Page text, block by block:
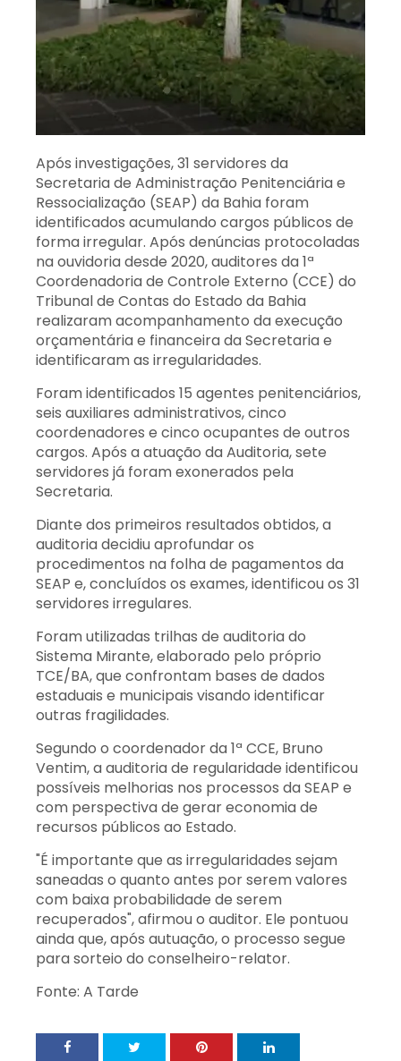
Após investigações, 31 servidores da
Secretaria de Administração Penitenciária e
Ressocialização (SEAP) da Bahia foram
identificados acumulando cargos públicos de
forma irregular. Após denúncias protocoladas
na ouvidoria desde 2020, auditores da 1ª
Coordenadoria de Controle Externo (CCE) do
Tribunal de Contas do Estado da Bahia
realizaram acompanhamento da execução
orçamentária e financeira da Secretaria e
identificaram as irregularidades.
Foram identificados 15 agentes penitenciários,
seis auxiliares administrativos, cinco
coordenadores e cinco ocupantes de outros
cargos. Após a atuação da Auditoria, sete
servidores já foram exonerados pela
Secretaria.
Diante dos primeiros resultados obtidos, a
auditoria decidiu aprofundar os
procedimentos na folha de pagamentos da
SEAP e, concluídos os exames, identificou os 31
servidores irregulares.
Foram utilizadas trilhas de auditoria do
Sistema Mirante, elaborado pelo próprio
TCE/BA, que confrontam bases de dados
estaduais e municipais visando identificar
outras fragilidades.
Segundo o coordenador da 1ª CCE, Bruno
Ventim, a auditoria de regularidade identificou
possíveis melhorias nos processos da SEAP e
com perspectiva de gerar economia de
recursos públicos ao Estado.
"É importante que as irregularidades sejam
saneadas o quanto antes por serem valores
com baixa probabilidade de serem
recuperados", afirmou o auditor. Ele pontuou
ainda que, após autuação, o processo segue
para sorteio do conselheiro-relator.
Fonte: A Tarde